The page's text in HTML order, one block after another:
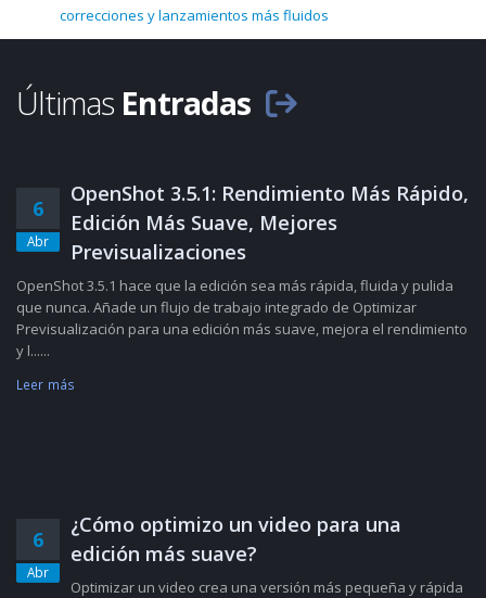
correcciones y lanzamientos más fluidos
Últimas Entradas
6
Abr
OpenShot 3.5.1: Rendimiento Más Rápido,
Edición Más Suave, Mejores
Previsualizaciones
OpenShot 3.5.1 hace que la edición sea más rápida, fluida y pulida
que nunca. Añade un flujo de trabajo integrado de Optimizar
Previsualización para una edición más suave, mejora el rendimiento
y l......
Leer más
6
Abr
¿Cómo optimizo un video para una
edición más suave?
Optimizar un video crea una versión más pequeña y rápida